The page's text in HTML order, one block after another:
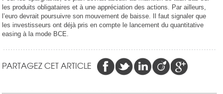
les produits obligataires et à une appréciation des actions. Par ailleurs,
l’euro devrait poursuivre son mouvement de baisse. Il faut signaler que
les investisseurs ont déjà pris en compte le lancement du quantitative
easing à la mode BCE.
PARTAGEZ CET ARTICLE